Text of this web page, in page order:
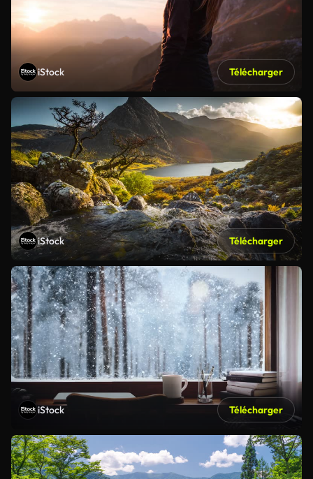
iStock Télécharger
iStock Télécharger
iStock Télécharger